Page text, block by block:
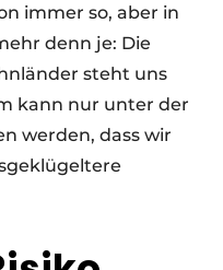
immer so, aber in
denn je: Die
steht uns
kann nur unter der
werden, dass wir